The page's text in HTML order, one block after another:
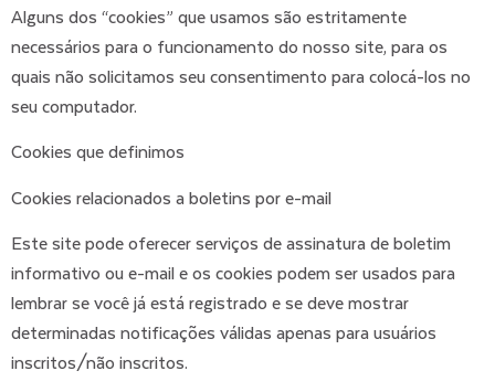
Alguns dos “cookies” que usamos são estritamente
necessários para o funcionamento do nosso site, para os
quais não solicitamos seu consentimento para colocá-los no
seu computador.
Cookies que definimos
Cookies relacionados a boletins por e-mail
Este site pode oferecer serviços de assinatura de boletim
informativo ou e-mail e os cookies podem ser usados para
lembrar se você já está registrado e se deve mostrar
determinadas notificações válidas apenas para usuários
inscritos/não inscritos.